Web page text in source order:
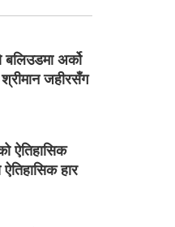
बलिउडमा अर्को
जहीरसँग
ऐतिहासिक
हार